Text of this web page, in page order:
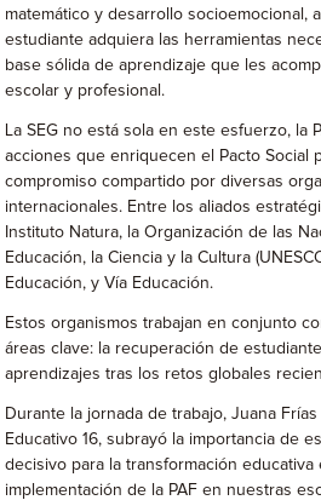
matemático y desarrollo socioemocional,
estudiante adquiera las herramientas
base sólida de aprendizaje que les
escolar y profesional.
La SEG no está sola en este esfuerzo, la
acciones que enriquecen el Pacto Social
compromiso compartido por diversas
internacionales. Entre los aliados
Instituto Natura, la Organización de las
Educación, la Ciencia y la Cultura
Educación, y Vía Educación.
Estos organismos trabajan en conjunto
áreas clave: la recuperación de
aprendizajes tras los retos globales
Durante la jornada de trabajo, Juana
Educativo 16, subrayó la importancia de
decisivo para la transformación educativa
implementación de la PAF en nuestras